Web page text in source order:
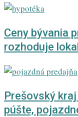
Ceny bývania
rozhoduje
Prešovský
púšte,